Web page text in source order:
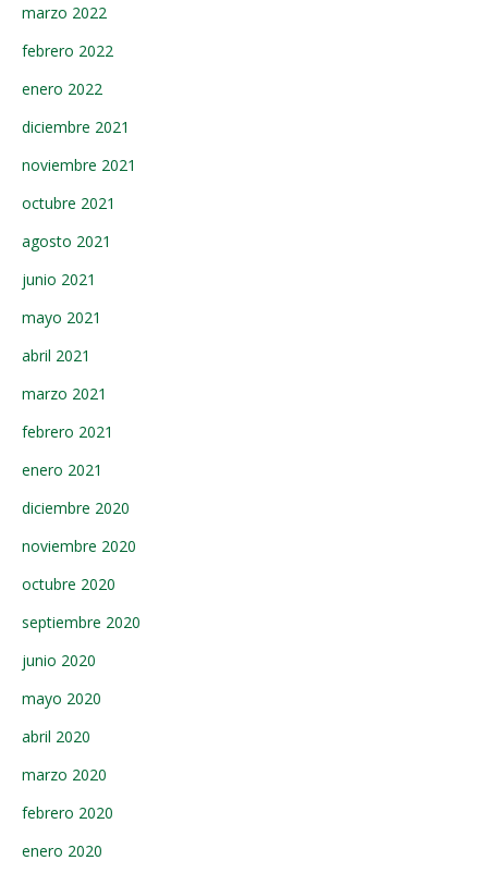
marzo 2022
febrero 2022
enero 2022
diciembre 2021
noviembre 2021
octubre 2021
agosto 2021
junio 2021
mayo 2021
abril 2021
marzo 2021
febrero 2021
enero 2021
diciembre 2020
noviembre 2020
octubre 2020
septiembre 2020
junio 2020
mayo 2020
abril 2020
marzo 2020
febrero 2020
enero 2020